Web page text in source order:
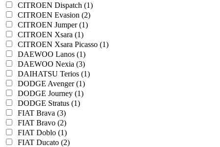
CITROEN Dispatch (1)
CITROEN Evasion (2)
CITROEN Jumper (1)
CITROEN Xsara (1)
CITROEN Xsara Picasso (1)
DAEWOO Lanos (1)
DAEWOO Nexia (3)
DAIHATSU Terios (1)
DODGE Avenger (1)
DODGE Journey (1)
DODGE Stratus (1)
FIAT Brava (3)
FIAT Bravo (2)
FIAT Doblo (1)
FIAT Ducato (2)